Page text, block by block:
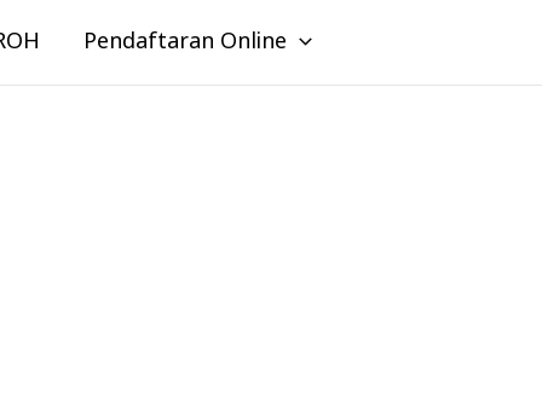
Pendaftaran Online